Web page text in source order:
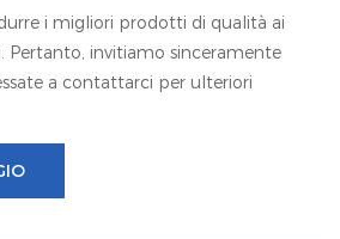
i migliori prodotti di qualità ai
Pertanto, invitiamo sinceramente
a contattarci per ulteriori